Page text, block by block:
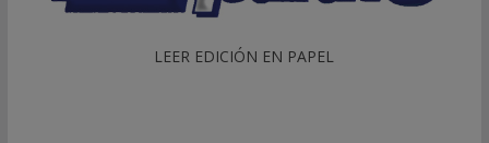
LEER EDICIÓN EN PAPEL